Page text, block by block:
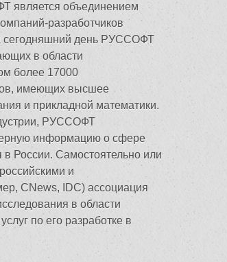
является объединением
разработчиков
сегодняшний день РУССОФТ
в области
более 17000
имеющих высшее
и прикладной математики.
РУССОФТ
информацию о сфере
в России. Самостоятельно или
и
CNews, IDС) ассоциация
в области
по его разработке в